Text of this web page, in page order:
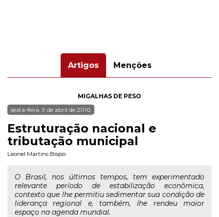
Artigos Menções
MIGALHAS DE PESO
sexta-feira, 9 de abril de 2010
Estruturação nacional e
tributação municipal
Leonel Martins Bispo
O Brasil, nos últimos tempos, tem experimentado
relevante período de estabilização econômica,
contexto que lhe permitiu sedimentar sua condição de
liderança regional e, também, lhe rendeu maior
espaço na agenda mundial.